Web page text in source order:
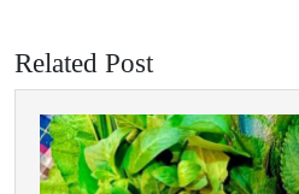
Related Post